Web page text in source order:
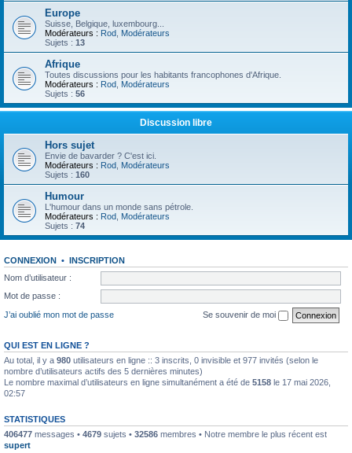
Europe
Suisse, Belgique, luxembourg...
Modérateurs : Rod Modérateurs
Sujets : 13
Afrique
Toutes discussions pour les habitants francophones d'Afrique.
Modérateurs : Rod Modérateurs
Sujets : 56
Discussion libre
Hors sujet
Envie de bavarder ? C'est ici.
Modérateurs : Rod Modérateurs
Sujets : 160
Humour
L'humour dans un monde sans pétrole.
Modérateurs : Rod Modérateurs
Sujets : 74
CONNEXION • INSCRIPTION
Nom d’utilisateur :
Mot de passe :
J’ai oublié mon mot de passe
Se souvenir de moi
QUI EST EN LIGNE ?
Au total, il y a 980 utilisateurs en ligne :: 3 inscrits, 0 invisible et 977 invités (selon le
nombre d’utilisateurs actifs des 5 dernières minutes)
Le nombre maximal d’utilisateurs en ligne simultanément a été de 5158 le 17 mai 2026,
02:57
STATISTIQUES
406477 messages • 4679 sujets • 32586 membres • Notre membre le plus récent est
supert